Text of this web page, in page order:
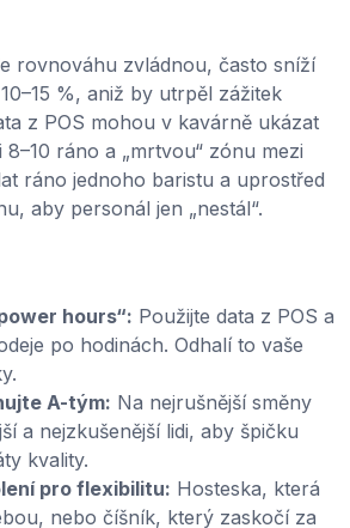
rovnováhu zvládnou, často sníží
%, aniž by utrpěl zážitek
z POS mohou v kavárně ukázat
ráno a „mrtvou“ zónu mezi
ráno jednoho baristu a uprostřed
aby personál jen „nestál“.
hours“: Použijte data z POS a
po hodinách. Odhalí to vaše
A-tým: Na nejrušnější směny
a nejzkušenější lidi, aby špičku
kvality.
pro flexibilitu: Hosteska, která
nebo číšník, který zaskočí za